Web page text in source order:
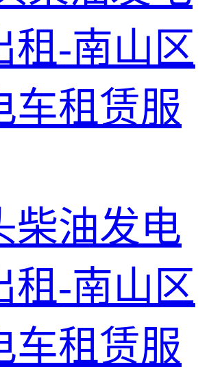
柴油发电
租-南山区
车租赁服